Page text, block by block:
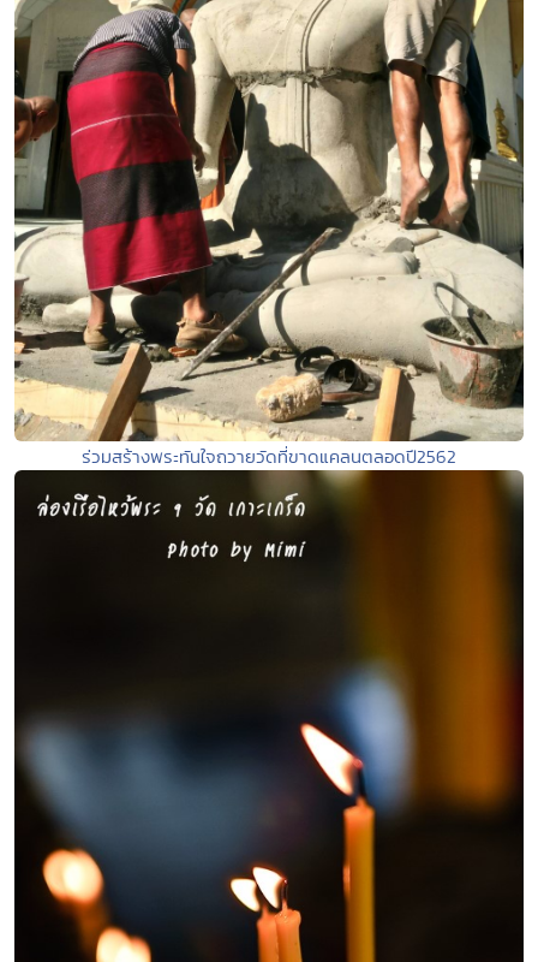
ร่วมสร้างพระทันใจถวายวัดที่ขาดแคลนตลอดปี2562